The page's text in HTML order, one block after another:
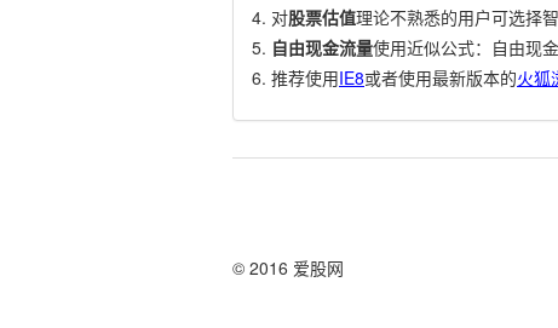
对股票估值理论不熟悉的用户可选择
自由现金流量使用近似公式：自由现
推荐使用IE8或者使用最新版本的火狐
© 2016 爱股网